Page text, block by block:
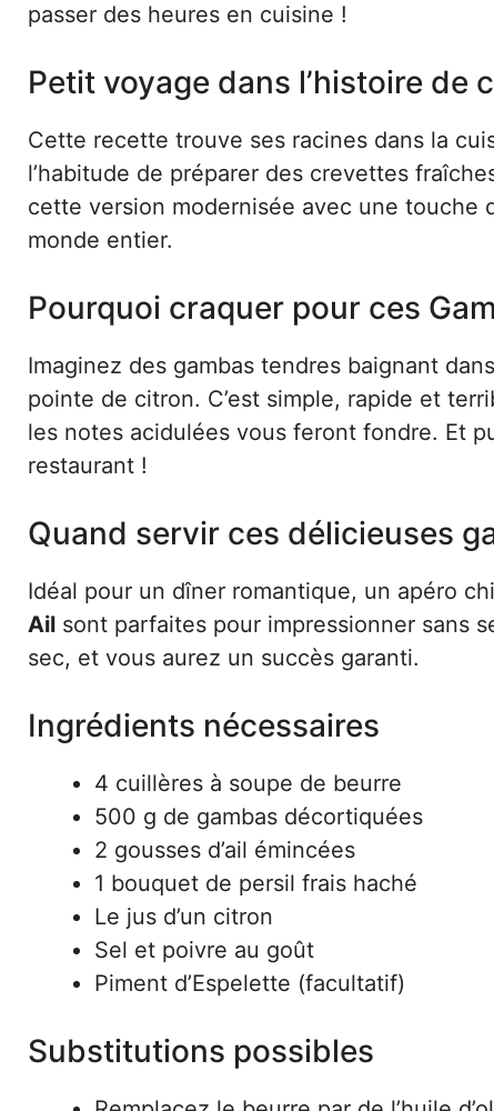
passer des heures en cuisine !
Petit voyage dans l’histoire de
Cette recette trouve ses racines dans la
l’habitude de préparer des crevettes
cette version modernisée avec une touche
monde entier.
Pourquoi craquer pour ces
Imaginez des gambas tendres baignant
pointe de citron. C’est simple, rapide et
les notes acidulées vous feront fondre. Et
restaurant !
Quand servir ces délicieuses
Idéal pour un dîner romantique, un apéro
Ail sont parfaites pour impressionner sans
sec, et vous aurez un succès garanti.
Ingrédients nécessaires
4 cuillères à soupe de beurre
500 g de gambas décortiquées
2 gousses d’ail émincées
1 bouquet de persil frais haché
Le jus d’un citron
Sel et poivre au goût
Piment d’Espelette (facultatif)
Substitutions possibles